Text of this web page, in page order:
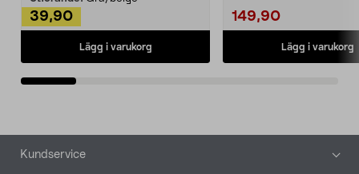
39,90
Lägg i varukorg
149,90
Lägg i varukorg
Sidfot
Kundservice